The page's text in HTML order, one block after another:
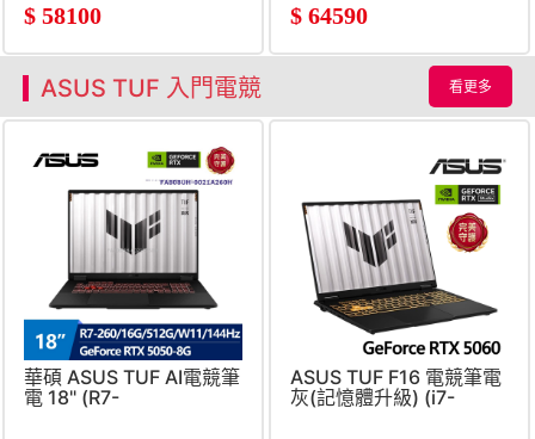
8G)
$ 58100 $ 64590
ASUS TUF 入門電競 看更多
華碩 ASUS TUF AI電競筆
電 18" (R7-
ASUS TUF F16 電競筆電
灰(記憶體升級) (i7-